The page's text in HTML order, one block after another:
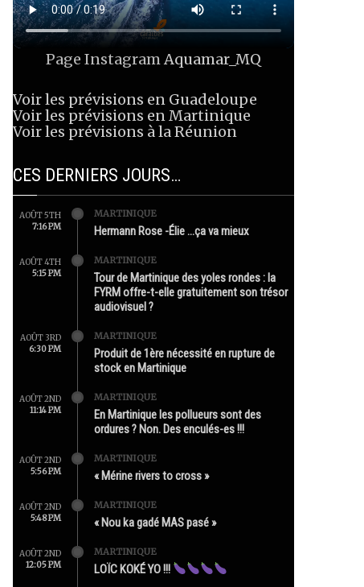
Page InstagramAquamar_MQ
Voir les prévisions en Guadeloupe
Voir les prévisions en Martinique
Voir les prévisions à la Réunion
CES DERNIERS JOURS…
AOÛT 5TH
7:16 PM
MARTINIQUE
Hermann Rose -Élie …ça va mieux
AOÛT 4TH
5:15 PM
MARTINIQUE
Tour de Martinique des yoles rondes : la
FYRM offre-t-elle gratuitement son trésor
audiovisuel ?
AOÛT 3RD
6:30 PM
MARTINIQUE
Produit de 1ère nécessité en rupture de
stock en Martinique
AOÛT 2ND
11:14 PM
MARTINIQUE
En Martinique les pollueurs sont des
ordures ? Non. Des enculés-es !!!
AOÛT 2ND
5:56 PM
MARTINIQUE
« Mérine rivers to cross »
AOÛT 2ND
5:48 PM
MARTINIQUE
« Nou ka gadé MAS pasé »
AOÛT 2ND
12:05 PM
MARTINIQUE
LOÏC KOKÉ YO !!!